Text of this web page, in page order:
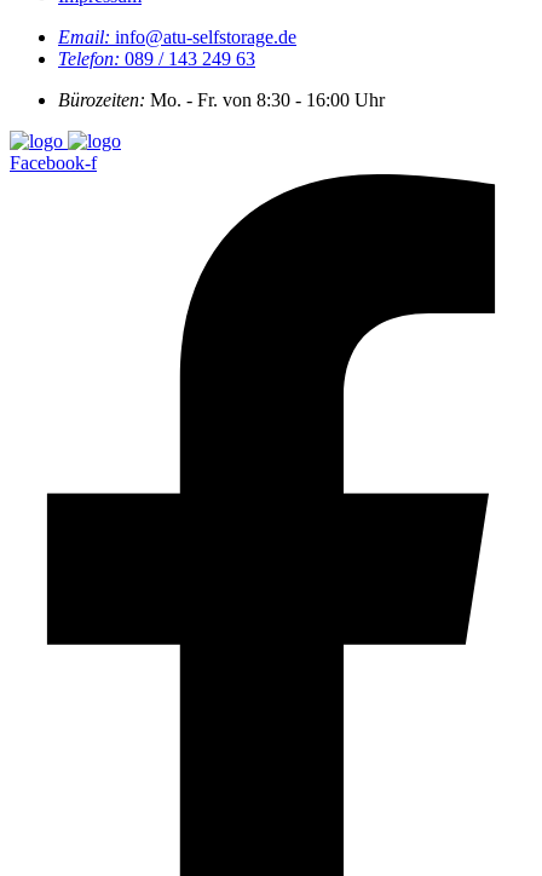
Email: info@atu-selfstorage.de
Telefon: 089 / 143 249 63
Bürozeiten: Mo. - Fr. von 8:30 - 16:00 Uhr
Facebook-f